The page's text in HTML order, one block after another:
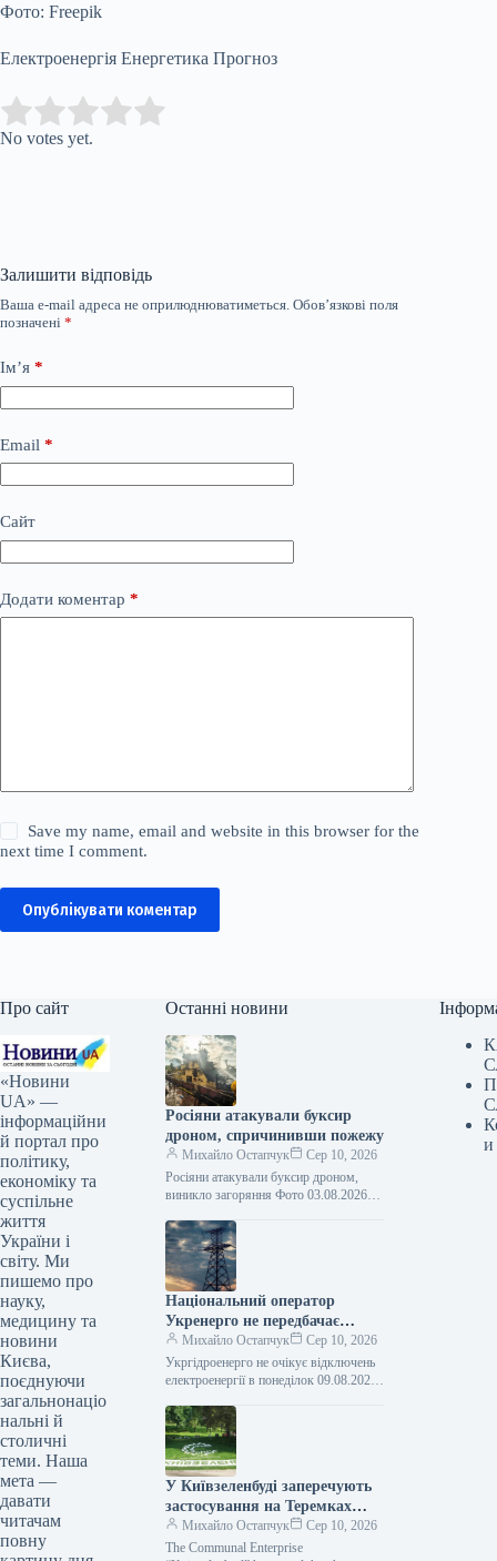
Фото: Freepik
Електроенергія Енергетика Прогноз
Rate this item:
No votes yet.
Залишити відповідь
Ваша e-mail адреса не оприлюднюватиметься. Обов’язкові поля
позначені *
Ім’я *
Email *
Сайт
Додати коментар *
Save my name, email and website in this browser for the
next time I comment.
Опублікувати коментар
Про сайт
«Новини
UA» —
інформаційни
й портал про
політику,
економіку та
суспільне
життя
України і
світу. Ми
пишемо про
науку,
медицину та
новини
Києва,
поєднуючи
загальнонаціо
нальні й
столичні
теми. Наша
мета —
давати
читачам
повну
Останні новини
Росіяни атакували буксир
дроном, спричинивши пожежу
Михайло Остапчук
Сер 10, 2026
Росіяни атакували буксир дроном,
виникло загоряння Фото 03.08.2026
вдосвіта 3 серпня атакували
комерційний буксир безпілотником
типу…
Національний оператор
Укренерго не передбачає
відключень електроенергії у
понеділок.
Михайло Остапчук
Сер 10, 2026
Укргідроенерго не очікує відключень
електроенергії в понеділок 09.08.2026
понеділок, 10 серпня, обмежень у
споживанні електричної…
У Київзеленбуді заперечують
застосування на Теремках
техніки, наданої Великою
Британією для Збройних сил
Михайло Остапчук
Сер 10, 2026
The Communal Enterprise
и